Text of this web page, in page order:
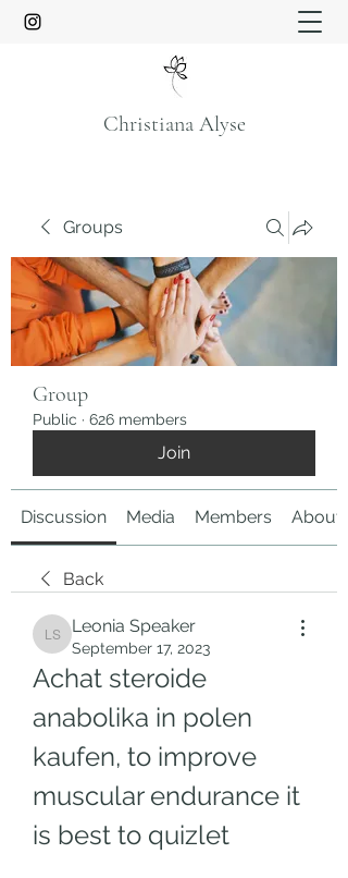
Christiana Alyse
Groups
Group
Public · 626 members
Join
Discussion Media Members About
Back
Leonia Speaker
Leonia Speaker
September 17, 2023
Achat steroide
anabolika in polen
kaufen, to improve
muscular endurance it
is best to quizlet